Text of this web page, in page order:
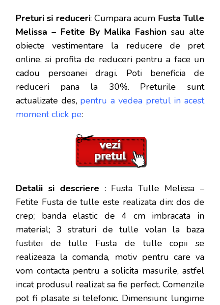
Preturi si reduceri: Cumpara acum Fusta Tulle
Melissa – Fetite By Malika Fashion sau alte
obiecte vestimentare la reducere de pret
online, si profita de reduceripentru a face un
cadou persoanei dragi. Poti beneficia de
reduceri pana la 30%. Preturile sunt
actualizate des, pentru a vedea pretul in acest
moment click pe:
Detalii si descriere: Fusta Tulle Melissa –
Fetite Fusta de tulle este realizata din: dos de
crep; banda elastic de 4 cm imbracata in
material; 3 straturi de tulle volan la baza
fustitei de tulle Fusta de tulle copii se
realizeaza la comanda, motiv pentru care va
vom contacta pentru a solicita masurile, astfel
incat produsul realizat sa fie perfect. Comenzile
pot fi plasate si telefonic. Dimensiuni: lungime